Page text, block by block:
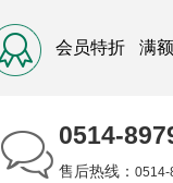
会员特折 满
0514-
售后热线： 0514-